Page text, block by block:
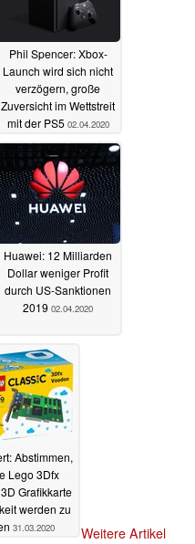
Phil Spencer: Xbox-
Launch wird sich nicht
verzögern, große
Zuversicht im Wettstreit
mit der PS5 02.04.2020
Huawei: 12 Milliarden
Dollar weniger Profit
durch US-Sanktionen
2019 02.04.2020
Abstimmen,
Lego 3Dfx
Grafikkarte
werden zu
31.03.2020
Weitere Artikel